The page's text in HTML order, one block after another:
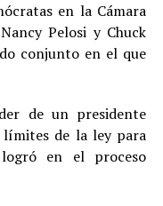
en la Cámara
Pelosi y Chuck
conjunto en el que
de un presidente
límites de la ley para
en el proceso